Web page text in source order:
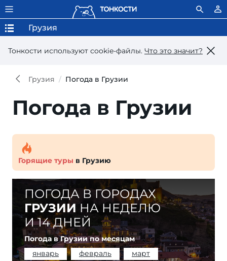
Тонкости используют сookie-файлы. Что это значит?
Грузия
Грузия Погода в Грузии
Погода в Грузии
Горящие туры в Грузию
ПОГОДА В ГОРОДАХ
ГРУЗИИНА НЕДЕЛЮ
И 14 ДНЕЙ
Погода в Грузии по месяцам
январь
февраль
март